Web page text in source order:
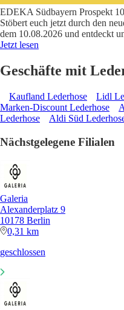
EDEKA Südbayern Prospekt
Stöbert euch jetzt durch den
dem 10.08.2026 und entdeckt
Jetzt lesen
Geschäfte mit
Kaufland Lederhose Lidl
Marken-Discount Lederhose
Lederhose
Aldi Süd
Nächstgelegene Filialen
Galeria
Alexanderplatz 9
10178 Berlin
0,31 km
geschlossen